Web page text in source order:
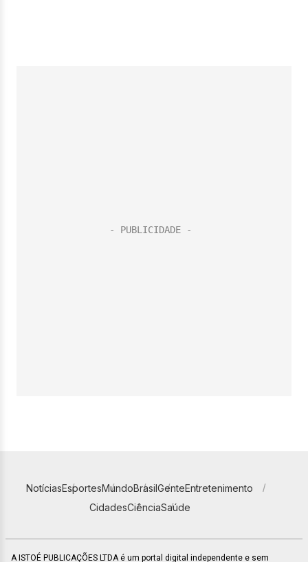
NotíciasEsportesMundoBrasilGenteEntretenimento
CidadesCiênciaSaúde
A ISTOÉ PUBLICAÇÕES LTDA é um portal digital independente e sem